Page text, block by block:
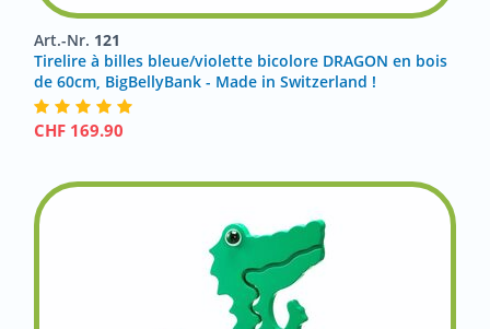
Art.-Nr. 121
Tirelire à billes bleue/violette bicolore DRAGON en bois
de 60cm, BigBellyBank - Made in Switzerland !
CHF 169.90